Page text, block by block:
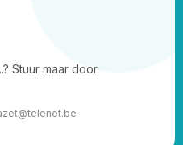
Stuur maar door.